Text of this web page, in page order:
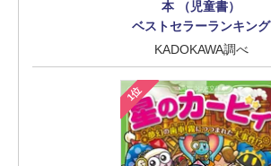
本 （児童書）
ベストセラーランキング
KADOKAWA調べ
1位